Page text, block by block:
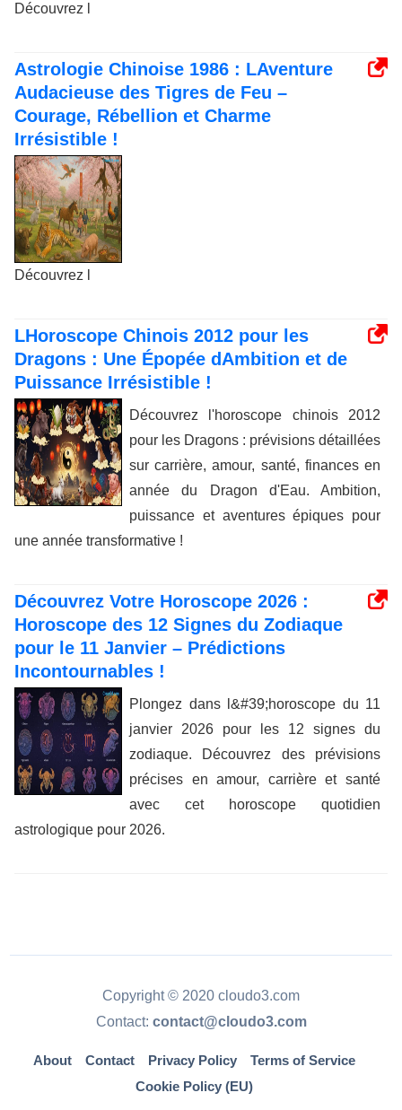
Découvrez l
Astrologie Chinoise 1986 : LAventure
Audacieuse des Tigres de Feu –
Courage, Rébellion et Charme
Irrésistible !
Découvrez l
LHoroscope Chinois 2012 pour les
Dragons : Une Épopée dAmbition et de
Puissance Irrésistible !
Découvrez l'horoscope chinois 2012
pour les Dragons : prévisions détaillées
sur carrière, amour, santé, finances en
année du Dragon d'Eau. Ambition,
puissance et aventures épiques pour
une année transformative !
Découvrez Votre Horoscope 2026 :
Horoscope des 12 Signes du Zodiaque
pour le 11 Janvier – Prédictions
Incontournables !
Plongez dans l&#39;horoscope du 11
janvier 2026 pour les 12 signes du
zodiaque. Découvrez des prévisions
précises en amour, carrière et santé
avec cet horoscope quotidien
astrologique pour 2026.
Copyright © 2020 cloudo3.com
Contact: contact@cloudo3.com
About Contact Privacy Policy
Terms of Service
Cookie Policy (EU)